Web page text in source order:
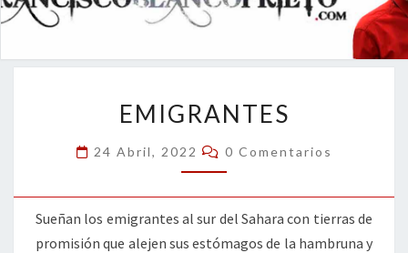
DE
RECORRIDO
VITAL Y
ACTUALIDAD
EMIGRANTES
24 Abril, 2022 Comentarios
0 Comentarios
Sueñan los emigrantes al sur del Sahara con tierras de
promisión que alejen sus estómagos de la hambruna y